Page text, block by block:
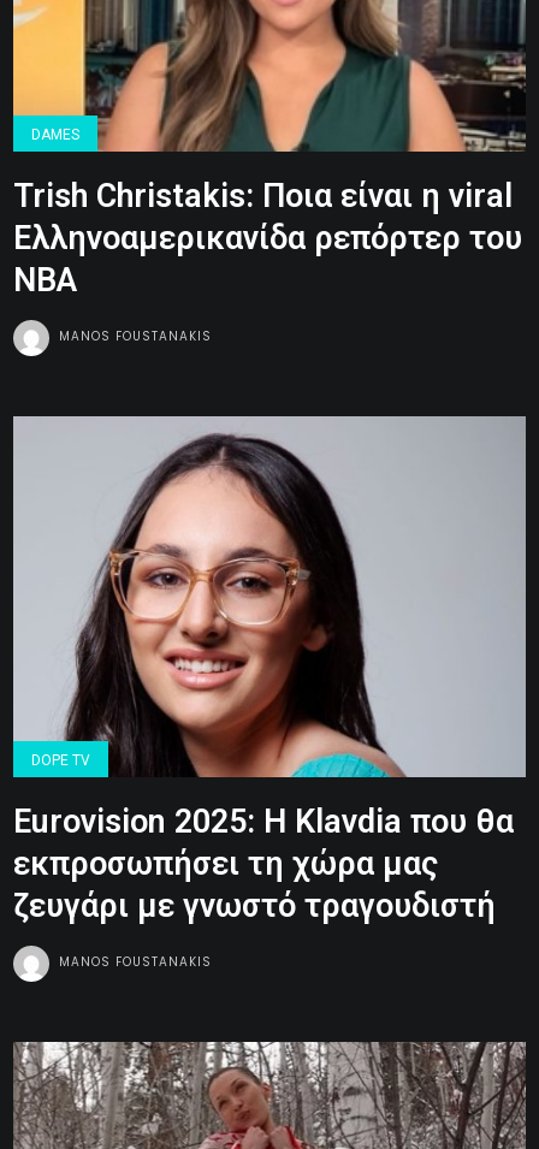
DAMES
Trish Christakis: Ποια είναι η viral
Ελληνοαμερικανίδα ρεπόρτερ του
NBA
MANOS FOUSTANAKIS
DOPE TV
Εurovision 2025: Η Klavdia που θα
εκπροσωπήσει τη χώρα μας
ζευγάρι με γνωστό τραγουδιστή
MANOS FOUSTANAKIS